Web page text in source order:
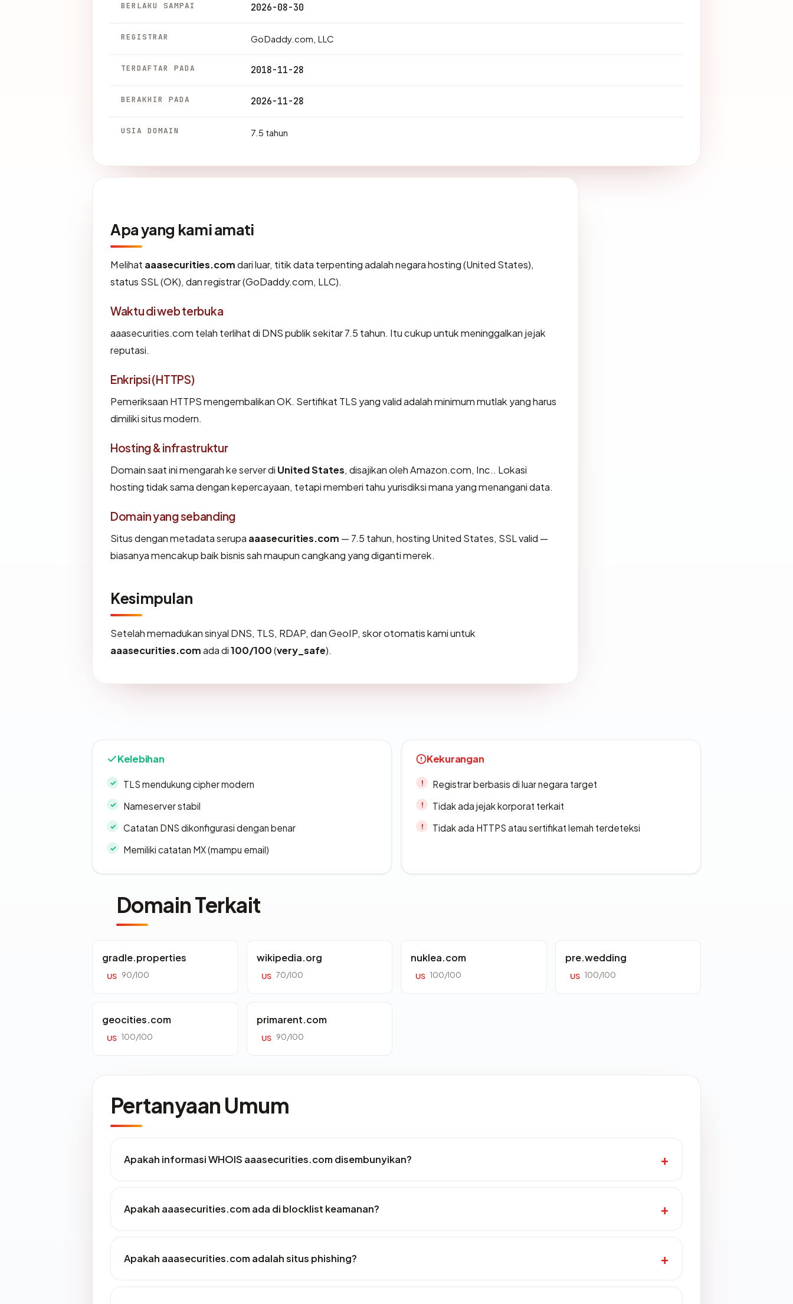
BERLAKU SAMPAI 2026-08-30
REGISTRAR GoDaddy.com, LLC
TERDAFTAR PADA 2018-11-28
BERAKHIR PADA 2026-11-28
USIA DOMAIN 7.5 tahun
Apa yang kami amati
Melihat aaasecurities.comdari luar, titik data terpenting adalah negara hosting (United States),
status SSL (OK), dan registrar (GoDaddy.com, LLC).
Waktu di web terbuka
aaasecurities.com telah terlihat di DNS publik sekitar 7.5 tahun. Itu cukup untuk meninggalkan jejak
reputasi.
Enkripsi (HTTPS)
Pemeriksaan HTTPS mengembalikan OK. Sertifikat TLS yang valid adalah minimum mutlak yang harus
dimiliki situs modern.
Hosting & infrastruktur
Domain saat ini mengarah ke server di United States, disajikan oleh Amazon.com, Inc.. Lokasi
hosting tidak sama dengan kepercayaan, tetapi memberi tahu yurisdiksi mana yang menangani data.
Domain yang sebanding
Situs dengan metadata serupa aaasecurities.com — 7.5 tahun, hosting United States, SSL valid —
biasanya mencakup baik bisnis sah maupun cangkang yang diganti merek.
Kesimpulan
Setelah memadukan sinyal DNS, TLS, RDAP, dan GeoIP, skor otomatis kami untuk
aaasecurities.comada di100/100(very_safe).
Kelebihan
TLS mendukung cipher modern
Nameserver stabil
Catatan DNS dikonfigurasi dengan benar
Memiliki catatan MX (mampu email)
Kekurangan
Registrar berbasis di luar negara target
Tidak ada jejak korporat terkait
Tidak ada HTTPS atau sertifikat lemah terdeteksi
Domain Terkait
gradle.properties
US 90/100
wikipedia.org
US 70/100
nuklea.com
US 100/100
pre.wedding
US 100/100
geocities.com
US 100/100
primarent.com
US 90/100
Pertanyaan Umum
Apakah informasi WHOIS aaasecurities.com disembunyikan?
Apakah aaasecurities.com ada di blocklist keamanan?
Apakah aaasecurities.com adalah situs phishing?